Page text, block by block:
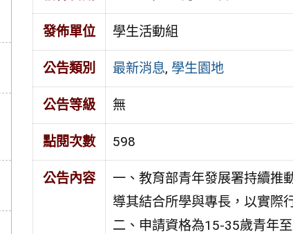
發佈單位 學生活動組
公告類別 最新消息, 學生園地
公告等級 無
點閱次數 598
公告內容
一、教育部青年發展署持續推
導其結合所學與專長，以實際
二、申請資格為15-35歲青年